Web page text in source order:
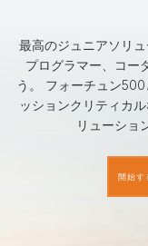
最高のジュニアソリ
プログラマー、コー
う。 フォーチュン
ッションクリティカ
リューショ
開始す